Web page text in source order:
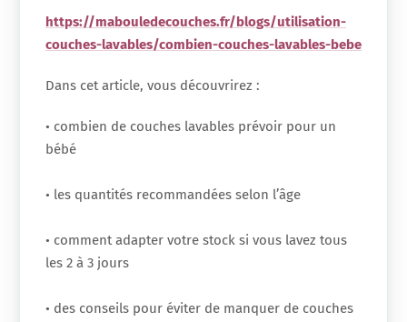
https://mabouledecouches.fr/blogs/utilisation-
couches-lavables/combien-couches-lavables-bebe
Dans cet article, vous découvrirez :
• combien de couches lavables prévoir pour un
bébé
• les quantités recommandées selon l’âge
• comment adapter votre stock si vous lavez tous
les 2 à 3 jours
• des conseils pour éviter de manquer de couches